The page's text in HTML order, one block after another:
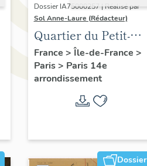
Dossier IA75000257 | Réalisé par
Sol Anne-Laure (Rédacteur)
Quartier du Petit-
Montrouge
France > Île-de-France >
Paris> Paris 14e
arrondissement
Dossier